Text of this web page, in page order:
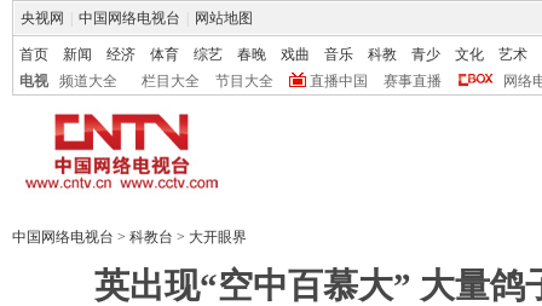
央视网 中国网络电视台 网站地图
首页 新闻 经济 体育 综艺 春晚 戏曲 音乐 科教 青少 文化
艺术
电视
频道大全 栏目大全 节目大全 直播中国 赛事直播 网络
中国网络电视台 > 科教台 > 大开眼界
英出现“空中百慕大” 大量鸽